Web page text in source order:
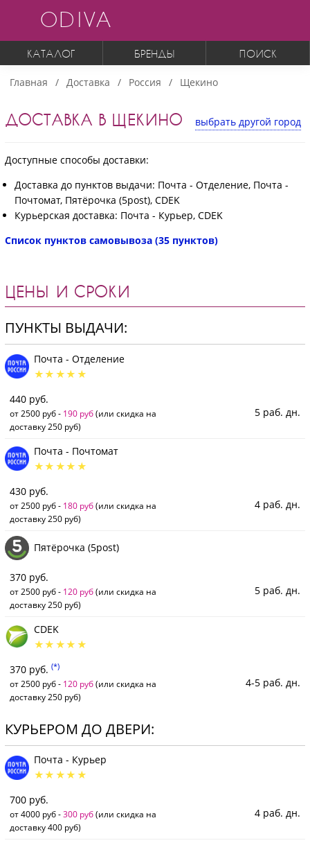
ODIVA
КАТАЛОГ БРЕНДЫ ПОИСК
Главная Доставка Россия Щекино
ДОСТАВКА В ЩЕКИНО выбрать другой город
Доступные способы доставки:
Доставка до пунктов выдачи: Почта - Отделение, Почта -
Почтомат, Пятёрочка (5post), CDEK
Курьерская доставка: Почта - Курьер, CDEK
Список пунктов самовывоза (35 пунктов)
ЦЕНЫ И СРОКИ
ПУНКТЫ ВЫДАЧИ:
Почта - Отделение
440 руб.
от 2500 руб - 190 руб(или скидка на
доставку 250 руб)
5 раб. дн.
Почта - Почтомат
430 руб.
от 2500 руб - 180 руб(или скидка на
доставку 250 руб)
4 раб. дн.
Пятёрочка (5post)
370 руб.
от 2500 руб - 120 руб(или скидка на
доставку 250 руб)
5 раб. дн.
CDEK
370 руб. (*)
от 2500 руб - 120 руб(или скидка на
доставку 250 руб)
4-5 раб. дн.
КУРЬЕРОМ ДО ДВЕРИ:
Почта - Курьер
700 руб.
от 4000 руб -300 руб(или скидка на
доставку 400 руб)
4 раб. дн.